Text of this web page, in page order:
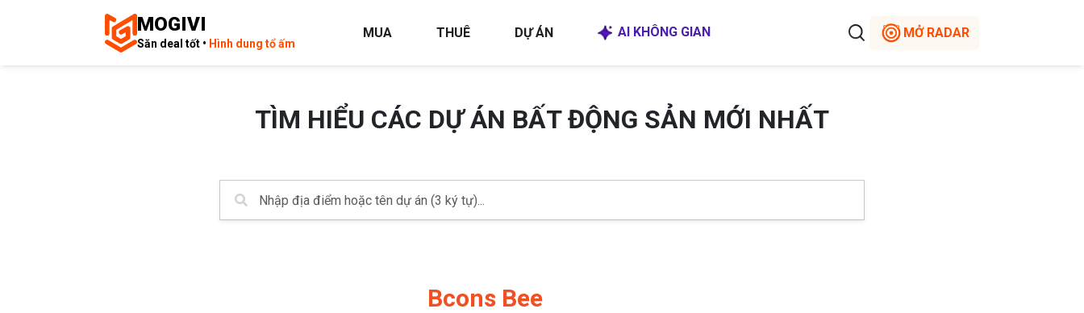
MOGIVI
Săn deal tốt • Hình dung tổ ấm
MUA THUÊ DỰ ÁN AI KHÔNG GIAN MỞ RADAR
TÌM HIỂU CÁC DỰ ÁN BẤT ĐỘNG SẢN MỚI NHẤT
Bcons Bee